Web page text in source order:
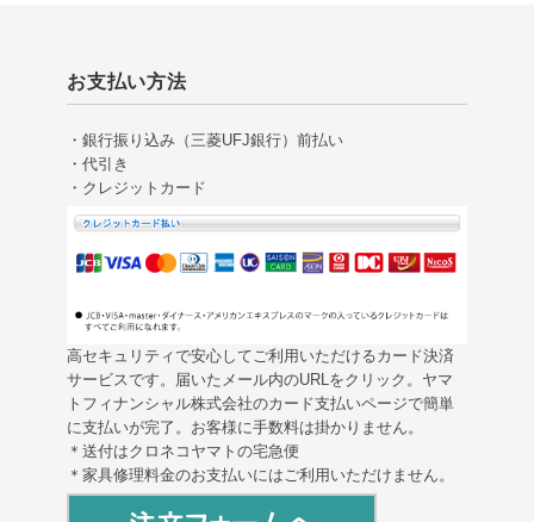
お支払い方法
・銀行振り込み（三菱UFJ銀行）前払い
・代引き
・クレジットカード
高セキュリティで安心してご利用いただけるカード決済
サービスです。届いたメール内のURLをクリック。ヤマ
トフィナンシャル株式会社のカード支払いページで簡単
に支払いが完了。お客様に手数料は掛かりません。
＊送付はクロネコヤマトの宅急便
＊家具修理料金のお支払いにはご利用いただけません。